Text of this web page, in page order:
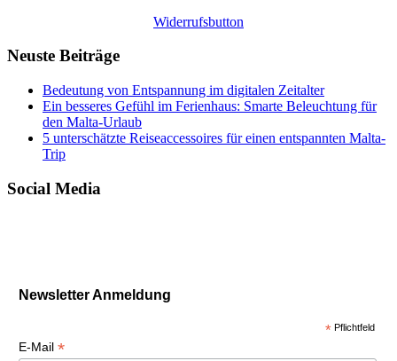
Widerrufsbutton
Neuste Beiträge
Bedeutung von Entspannung im digitalen Zeitalter
Ein besseres Gefühl im Ferienhaus: Smarte Beleuchtung für
den Malta-Urlaub
5 unterschätzte Reiseaccessoires für einen entspannten Malta-
Trip
Social Media
Newsletter Anmeldung
* Pflichtfeld
E-Mail *